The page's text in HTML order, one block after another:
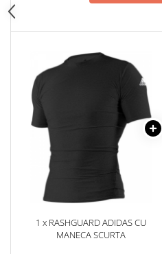
1 x RASHGUARD ADIDAS CU
MANECA SCURTA